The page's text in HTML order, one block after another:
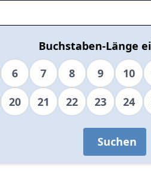
Buchstaben-Länge
6 7 8 9 10
20 21 22 23 24
Suchen